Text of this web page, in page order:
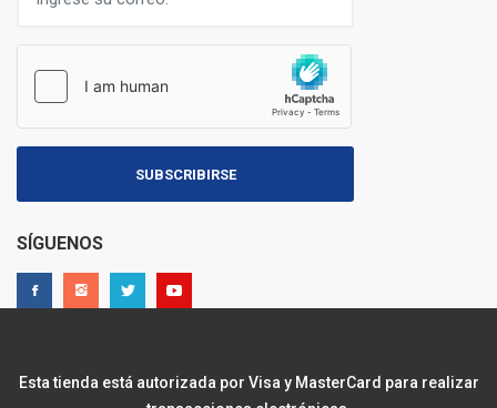
SUBSCRIBIRSE
SÍGUENOS
Esta tienda está autorizada por Visa y MasterCard para realizar